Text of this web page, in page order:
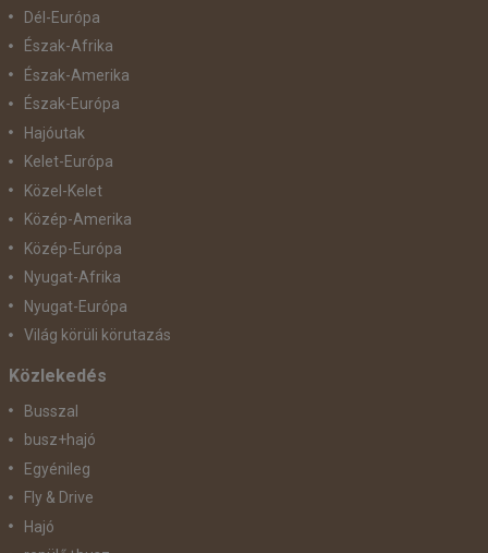
Dél-Európa
Észak-Afrika
Észak-Amerika
Észak-Európa
Hajóutak
Kelet-Európa
Közel-Kelet
Közép-Amerika
Közép-Európa
Nyugat-Afrika
Nyugat-Európa
Világ körüli körutazás
Közlekedés
Busszal
busz+hajó
Egyénileg
Fly & Drive
Hajó